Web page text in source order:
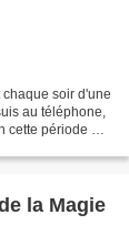
soir d'une
au téléphone,
cette période de
la Magie